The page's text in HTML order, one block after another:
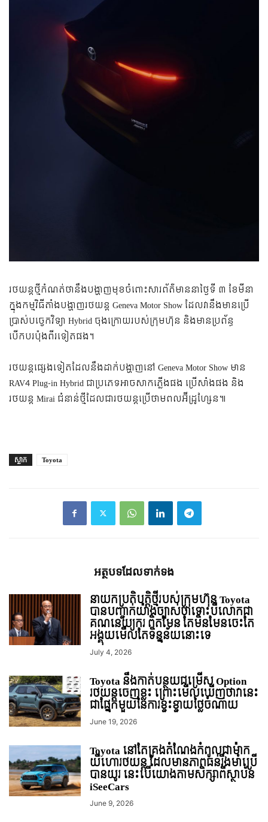
រថយន្ត​ថ្មី​កំណត់​ថា​នឹង​បង្ហាញ​មុខ​ចំពោះ​សារព័ត៌មាន​នា​ថ្ងៃ​ទី ៣ ខែ​មីនា
ក្នុង​កម្មវិធី​តាំង​បង្ហាញ​រថយន្ត Geneva Motor Show ដែល​វា​នឹង​មាន​ប្រើ​
ប្រាស់​បច្ចេកវិទ្យា Hybrid ចុង​ក្រោយ​របស់​ក្រុមហ៊ុន និង​មាន​ប្រព័ន្ធ​
បើកបរ​ប៉ុង​ពីរ​ទៀត​ផង។
រថយន្ត​ផ្សេង​ទៀត​ដែល​នឹង​ដាក់​បង្ហាញ​នៅ Geneva Motor Show មាន​
RAV4 Plug-in Hybrid ជា​ប្រភេទ​អាច​សាក​ភ្លើង​ផង ប្រើ​សាំង​ផង និង​
រថយន្ត Mirai ជំនាន់​ថ្មី​ដែល​ជា​រថយន្ត​ប្រើ​ថាមពល​អ៊ីដ្រូហ្សែន៕
ស្លាក Toyota
អត្ថបទ​ដែល​ទាក់ទង
នាយកប្រតិបត្តិថ្មីរបស់ក្រុមហ៊ុន Toyota
បានបញ្ជាក់យ៉ាងច្បាស់ថាទោះបីលោកជា
គណនេយ្យករ ពិតមែន តែមិនមែនចេះតែ
អង្គុយមើលតែទិន្នន័យនោះទេ
July 4, 2026
Toyota នឹងកាត់បន្ថយជម្រើស Option
រថយន្ដចេញខ្លះ ព្រោះមើលឃើញថាវានេះ
ជាផ្នែកមួយនៃការខ្ជះខ្ជាយថ្លៃចំណាយ
June 19, 2026
Toyota នៅតែគ្រងតំណែងកំពូលជាម៉ាក
យីហោរថយន្ដ ដែលមានភាពធន់រឹងមាំប្រើ
បានយូរ នេះបើយោងតាមសិក្សាពីស្ថាប័ន
iSeeCars
June 9, 2026